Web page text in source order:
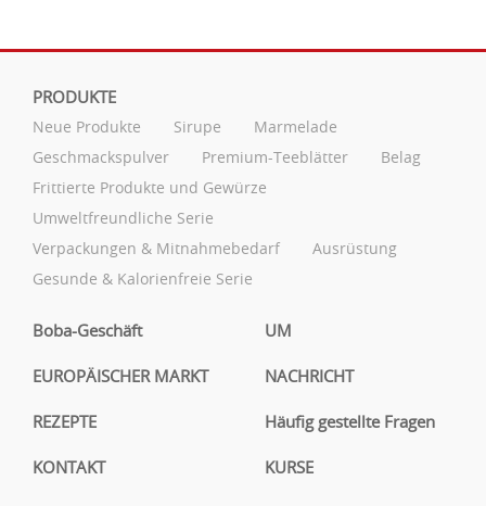
PRODUKTE
Neue Produkte Sirupe
Marmelade
Geschmackspulver
Premium-Teeblätter
Belag
Frittierte Produkte und Gewürze
Umweltfreundliche Serie
Verpackungen & Mitnahmebedarf
Ausrüstung
Gesunde & Kalorienfreie Serie
Boba-Geschäft UM
EUROPÄISCHER MARKT NACHRICHT
REZEPTE Häufig gestellte Fragen
KONTAKT KURSE